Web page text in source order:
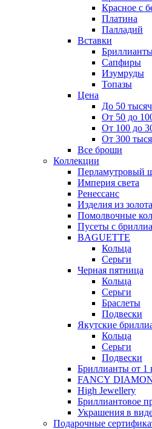
Красное с
Платина
Палладий
Вставки
Сапфиры
Изумруды
Топазы
Цена
До 50 тысяч
От 50 до
От 100 до
От 300
Все броши
Коллекции
Перламутровый
Империя света
Ренессанс
Изделия из золота
Помолвочные
Пусеты с
BAGUETTE
Кольца
Серьги
Черная пятница
Кольца
Серьги
Браслеты
Подвески
Якутские
Кольца
Серьги
Подвески
Бриллианты от 1
FANCY
High Jewellery
Бриллиантовое
Украшения в
Подарочные